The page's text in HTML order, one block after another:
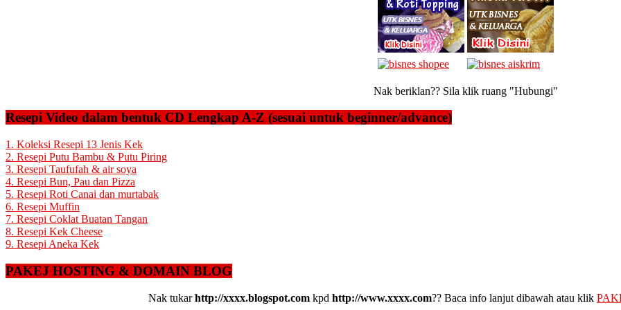
Nak beriklan?? Sila klik ruang "Hubungi"
Resepi Video dalam bentuk CD Lengkap A-Z (sesuai untuk beginner/advance)
1. Koleksi Resepi 13 Jenis Kek
2. Resepi Putu Bambu & Putu Piring
3. Resepi Taufufah & air soya
4. Resepi Bun, Pau dan Pizza
5. Resepi Roti Canai dan murtabak
6. Resepi Muffin
7. Resepi Coklat Buatan Tangan
8. Resepi Kek Cheese
9. Resepi Aneka Kek
PAKEJ HOSTING & DOMAIN BLOG
Nak tukarhttp://xxxx.blogspot.com kpd http://www.xxxx.com?? Baca info lanjut dibawah atau klik